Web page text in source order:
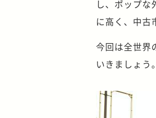
し、ポップ
に高く、中古
今回は全世界
いきましょう。